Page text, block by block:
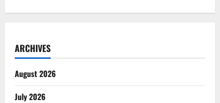
ARCHIVES
August 2026
July 2026